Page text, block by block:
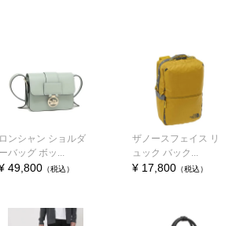
ロンシャン ショルダ
ーバッグ ボッ...
49,800 （税込）
ザノースフェイス リ
ュック バック...
¥ 17,800 （税込）